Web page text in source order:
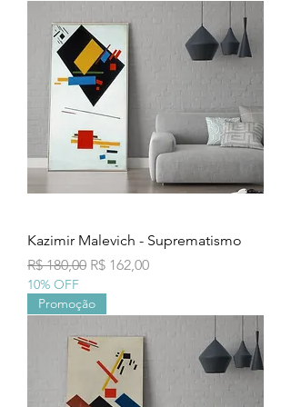
Kazimir Malevich - Suprematismo
Preço normal
R$ 180,00 Preço promocional
R$ 162,00
10% OFF
Promoção